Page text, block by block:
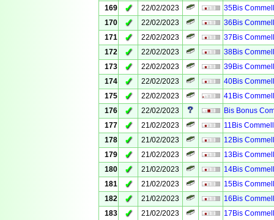
169
✓ 22/02/2023
35Bis
170
✓ 22/02/2023
36Bis
171
✓ 22/02/2023
37Bis
172
✓ 22/02/2023
38Bis
173
✓ 22/02/2023
39Bis
174
✓ 22/02/2023
40Bis
175
✓ 22/02/2023
41Bis
176
✓ 22/02/2023
Bis Bonus
177
✓ 21/02/2023
11Bis
178
✓ 21/02/2023
12Bis
179
✓ 21/02/2023
13Bis
180
✓ 21/02/2023
14Bis
181
✓ 21/02/2023
15Bis
182
✓ 21/02/2023
16Bis
183
✓ 21/02/2023
17Bis